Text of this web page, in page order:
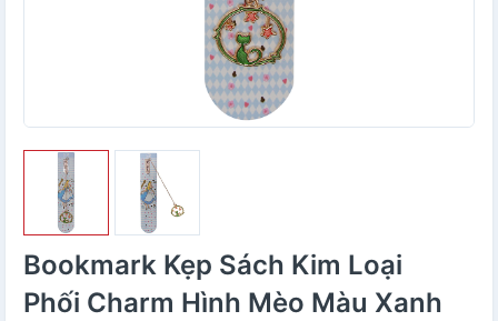
Bookmark Kẹp Sách Kim Loại
Phối Charm Hình Mèo Màu Xanh